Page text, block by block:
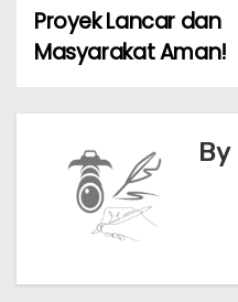
i
g
a
o
Proyek Lancar dan
Masyarakat Aman!
By